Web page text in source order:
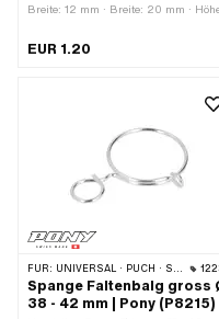
Breite: 12 mm · Breite: 20 mm ·
Gesamtlänge: 150 mm · Anzahl
EUR 1.20
FÜR: UNIVERSAL · PUCH · SACHS · PONY / CILO (BETA 521 & 512) · PIAGGIO · ZÜNDAPP BELMONDO
Spange Faltenbalg gross
38 - 42 mm | Pony (P8215)